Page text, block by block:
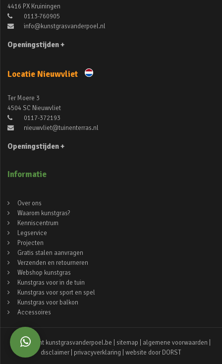
4416 PX Kruiningen
0113-760905
info@kunstgrasvanderpoel.nl
Openingstijden +
Locatie Nieuwvliet
Ter Moere 3
4504 SC Nieuwvliet
0117-372193
nieuwvliet@tuinenterras.nl
Openingstijden +
Informatie
Over ons
Waarom kunstgras?
Kenniscentrum
Legservice
Projecten
Gratis stalen aanvragen
Verzenden en retourneren
Webshop kunstgras
Kunstgras voor in de tuin
Kunstgras voor sport en spel
Kunstgras voor balkon
Accessoires
© copyright kunstgrasvanderpoel.be | sitemap algemene voorwaarden
disclaimer
privacyverklaring | website door DORST